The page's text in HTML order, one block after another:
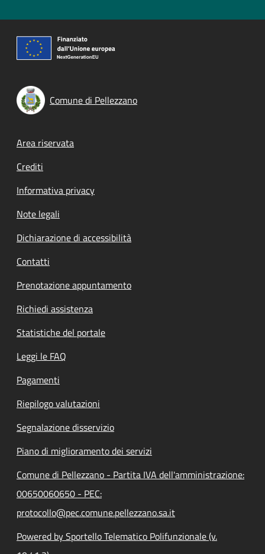
Comune di Pellezzano
Footer menu
Area riservata
Crediti
Informativa privacy
Note legali
Dichiarazione di accessibilità
Contatti
Prenotazione appuntamento
Richiedi assistenza
Statistiche del portale
Leggi le FAQ
Pagamenti
Riepilogo valutazioni
Segnalazione disservizio
Piano di miglioramento dei servizi
Comune di Pellezzano - Partita IVA dell'amministrazione:
00650060650 - PEC:
protocollo@pec.comune.pellezzano.sa.it
Powered by Sportello Telematico Polifunzionale (v.